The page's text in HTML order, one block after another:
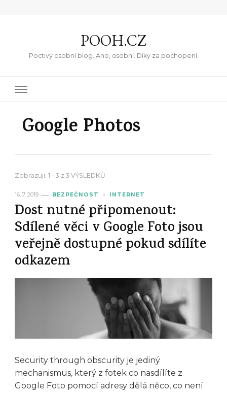
POOH.CZ
Poctivý osobní blog. Ano, osobní. Díky za pochopení.
Google Photos
Zobrazuji: 1 - 3 z 3 VÝSLEDKŮ
16. 7. 2019 BEZPEČNOST INTERNET
Dost nutné připomenout:
Sdílené věci v Google Foto jsou
veřejně dostupné pokud sdílíte
odkazem
Security through obscurity je jediný
mechanismus, který z fotek co nasdílíte z
Google Foto pomocí adresy dělá něco, co není